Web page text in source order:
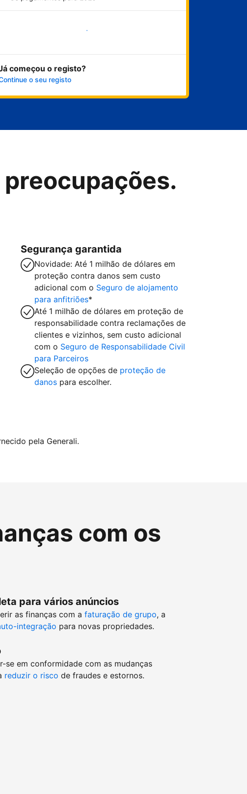
Comece já
começou o registo?
o seu registo
Segurança garantida
Novidade: Até 1 milhão de dólares em
proteção contra danos sem custo
adicional com o Seguro de alojamento
para anfitriões*
Até 1 milhão de dólares em proteção de
responsabilidade contra reclamações de
clientes e vizinhos, sem custo adicional
com o Seguro de Responsabilidade Civil
para Parceiros
Seleção de opções de proteção de
danos para escolher.
pela Generali.
com os
para vários anúncios
as finanças com a faturação de grupo, a
integração para novas propriedades.
se em conformidade com as mudanças
reduzir o risco de fraudes e estornos.